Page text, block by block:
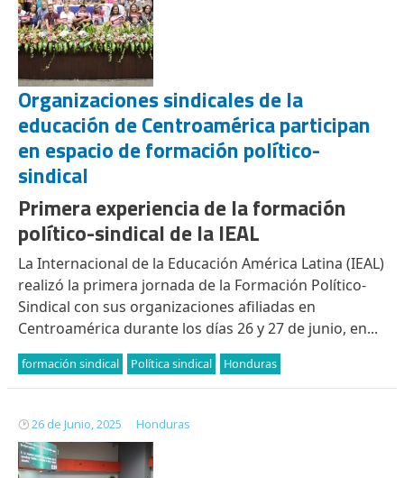
Organizaciones sindicales de la
educación de Centroamérica participan
en espacio de formación político-
sindical
Primera experiencia de la formación
político-sindical de la IEAL
La Internacional de la Educación América Latina (IEAL)
realizó la primera jornada de la Formación Político-
Sindical con sus organizaciones afiliadas en
Centroamérica durante los días 26 y 27 de junio, en...
formación sindical Política sindical Honduras
26 de Junio, 2025 Honduras